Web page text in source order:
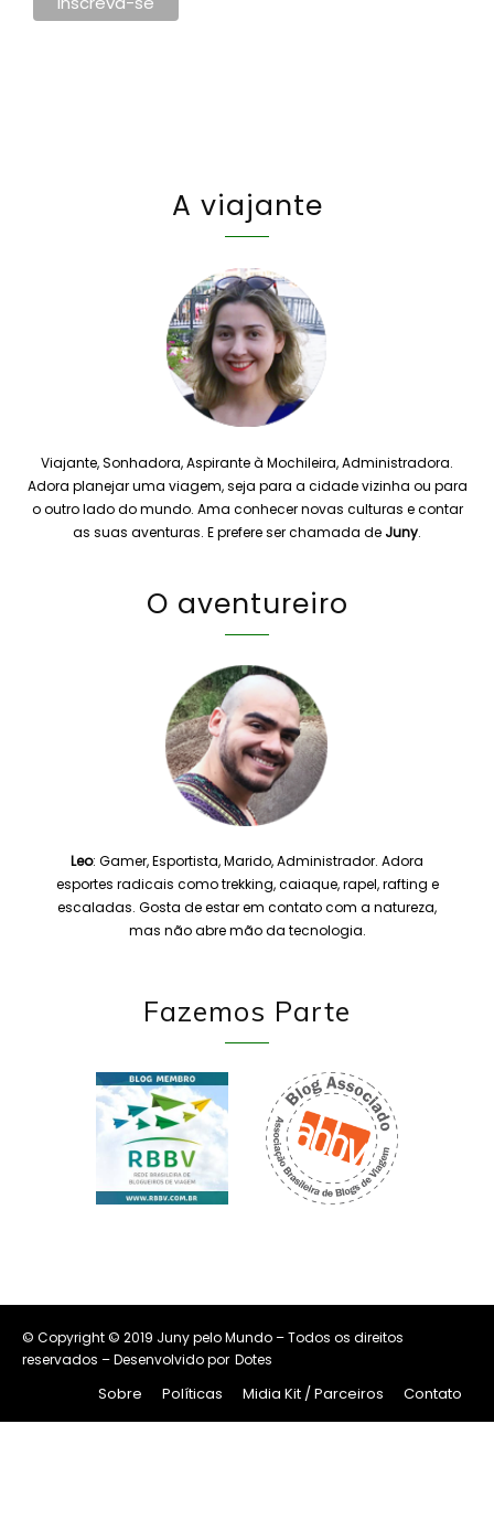
A viajante
Viajante, Sonhadora, Aspirante à Mochileira, Administradora.
Adora planejar uma viagem, seja para a cidade vizinha ou para
o outro lado do mundo. Ama conhecer novas culturas e contar
as suas aventuras. E prefere ser chamada de Juny.
O aventureiro
Leo: Gamer, Esportista, Marido, Administrador. Adora
esportes radicais como trekking, caiaque, rapel, rafting e
escaladas. Gosta de estar em contato com a natureza,
mas não abre mão da tecnologia.
Fazemos Parte
© Copyright © 2019 Juny pelo Mundo – Todos os direitos
reservados – Desenvolvido por Dotes
Sobre Políticas Midia Kit / Parceiros Contato